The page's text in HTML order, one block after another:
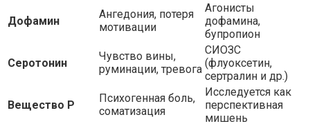
Дофамин
Ангедония, потеря
мотивации
Агонисты
дофамина,
бупропион
Серотонин
Чувство вины,
руминации, тревога
СИОЗС
(флуоксетин,
сертралин и др.)
Вещество P
Психогенная боль,
соматизация
Исследуется как
перспективная
мишень